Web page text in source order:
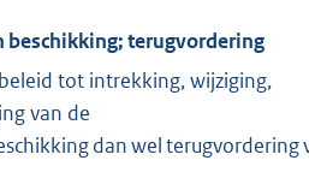
beschikking; terugvordering
tot intrekking, wijziging,
van de
dan wel terugvordering